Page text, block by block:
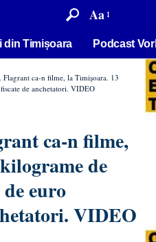
Aa
din Timișoara Podcast
Flagrant ca-n filme, la Timișoara. 13
de anchetatori. VIDEO
ca-n filme,
de
euro
VIDEO